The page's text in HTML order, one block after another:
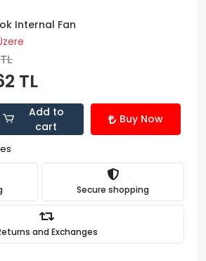
Internal Fan
TL
Add to
cart
Buy Now
Secure shopping
and Exchanges